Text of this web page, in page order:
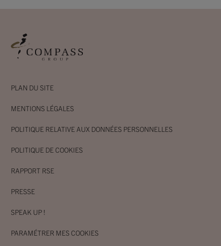
PLAN DU SITE
MENTIONS LÉGALES
POLITIQUE RELATIVE AUX DONNÉES PERSONNELLES
POLITIQUE DE COOKIES
RAPPORT RSE
PRESSE
SPEAK UP !
PARAMÉTRER MES COOKIES